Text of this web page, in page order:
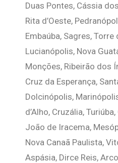
Duas Pontes, Cássia
Rita d’Oeste,
Embaúba, Sagres, Torre
Lucianópolis, Nova
Monções, Ribeirão dos
Cruz da Esperança,
Dolcinópolis,
d’Alho, Cruzália,
João de Iracema,
Nova Canaã Paulista,
Aspásia, Dirce Reis,